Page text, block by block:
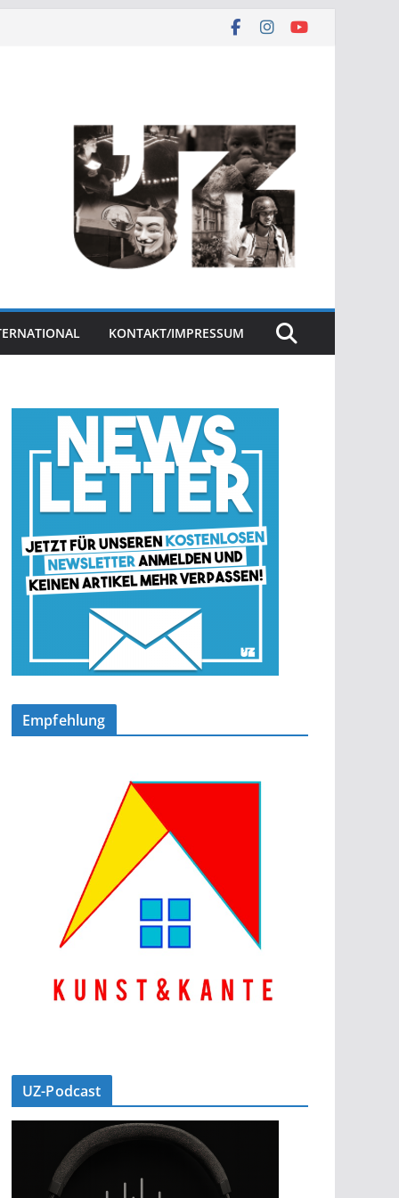
KONTAKT/IMPRESSUM
Empfehlung
UZ-Podcast